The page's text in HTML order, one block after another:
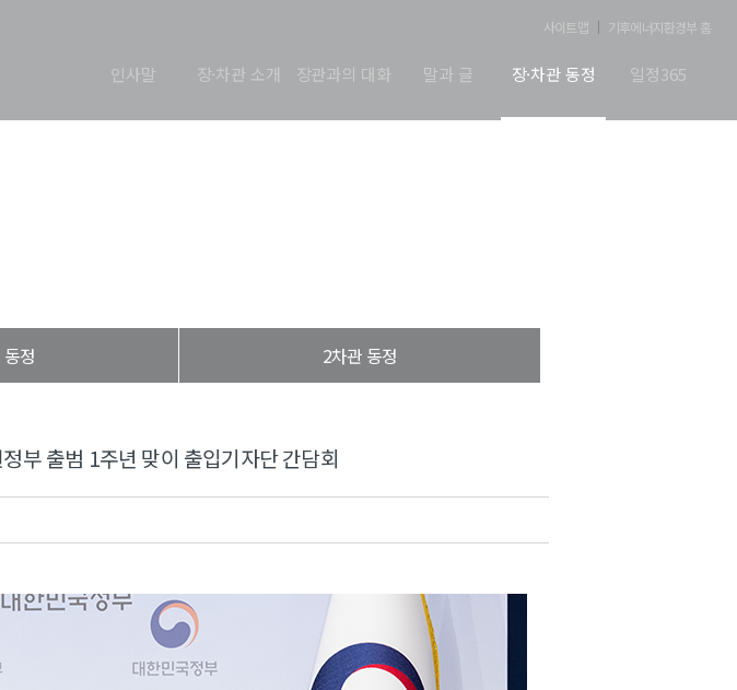
사이트맵 기후에너지환경부 홈
인사말 장·차관 소개 장관과의 대화 말과 글 장·차관 동정 일정365
정 2차관 동정
부 출범 1주년 맞이 출입기자단 간담회